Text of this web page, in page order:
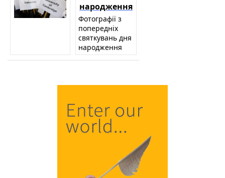
народження
Фотографії з
попередніх
святкувань дня
народження